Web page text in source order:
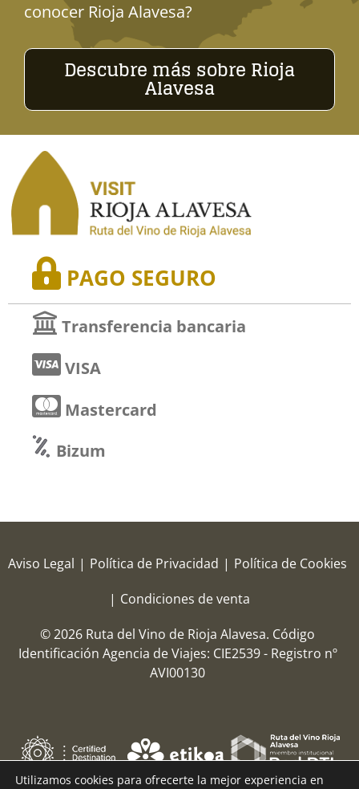
conocer Rioja Alavesa?
Descubre más sobre Rioja
Alavesa
PAGO SEGURO
Transferencia bancaria
VISA
Mastercard
Bizum
Aviso Legal | Política de Privacidad | Política de Cookies
| Condiciones de venta
© 2026 Ruta del Vino de Rioja Alavesa. Código
Identificación Agencia de Viajes: CIE2539 - Registro nº
AVI00130
Utilizamos cookies para ofrecerte la mejor experiencia en